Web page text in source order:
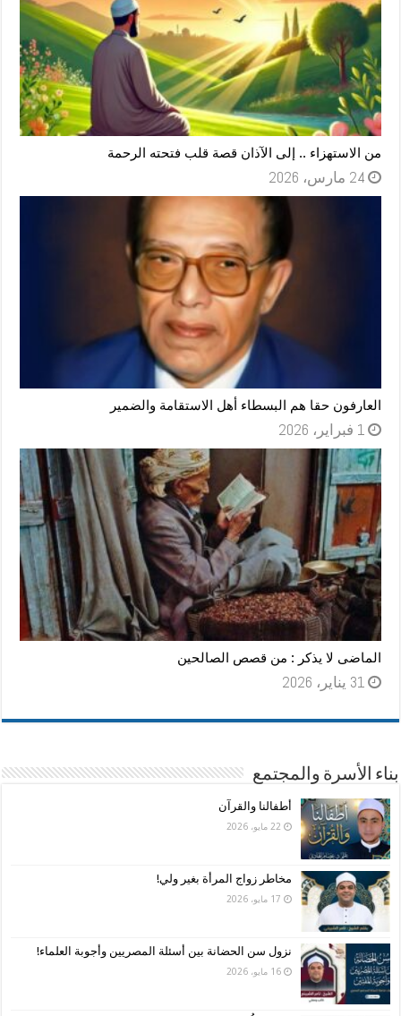
من الاستهزاء .. إلى الآذان قصة قلب فتحته الرحمة
24 مارس، 2026
العارفون حقا هم البسطاء أهل الاستقامة والضمير
1 فبراير، 2026
الماضى لا يذكر : من قصص الصالحين
31 يناير، 2026
بناء الأسرة والمجتمع
أطفالنا والقرآن
22 مايو، 2026
مخاطر زواج المرأة بغير ولي!
17 مايو، 2026
نزول سن الحضانة بين أسئلة المصريين وأجوبة العلماء!
16 مايو، 2026